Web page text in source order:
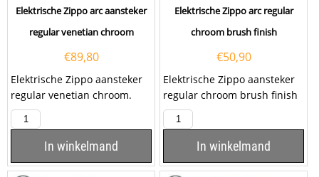
Elektrische Zippo arc aansteker
regular venetian chroom
€89,80
Elektrische Zippo aansteker
regular venetian chroom.
Deze Zippo aansteker heeft
een hoogglans...
In winkelmand
Elektrische Zippo arc regular
chroom brush finish
€50,90
Elektrische Zippo aansteker
regular chroom brush finish
met een dubbele arc
ontsteking. Deze...
In winkelmand